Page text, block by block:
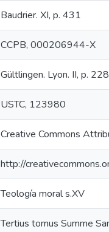
Baudrier. XI, p. 431
CCPB, 000206944-X
Gültlingen. Lyon. II, p.
USTC, 123980
Creative Commons
http://
Teología moral s.XV
Tertius tomus Summe